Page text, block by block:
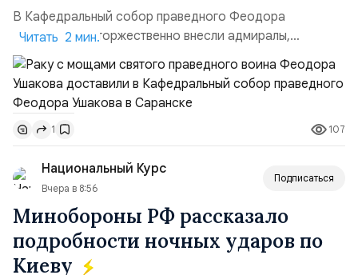
В Кафедральный собор праведного Феодора
Ушакова раку торжественно внесли адмиралы,
участвовавшие в канонизации святого праведного
воина Феодора Ушакова 25 лет назад:Адмирал
Владимир Прокофьевич Валуев, командующий
Балтийским флотом ВМФ России (2001–2006
гг.);Адмирал Владимир Петрович Комоедов,
командующий Черноморским флотом ВМФ России
(1998–2002 г...
Читать 2 мин.
1 107
Национальный Курс
Вчера в 8:56
Подписаться
Минобороны РФ рассказало
подробности ночных ударов по
Киеву